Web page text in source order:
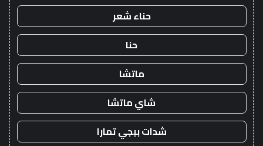
حناء شعر
حنا
ماتشا
شاي ماتشا
شدات ببجي تمارا